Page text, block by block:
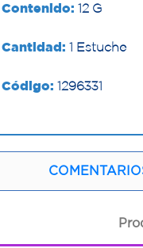
Contenido: 12 G
Cantidad: 1 Estuche
Código: 1296331